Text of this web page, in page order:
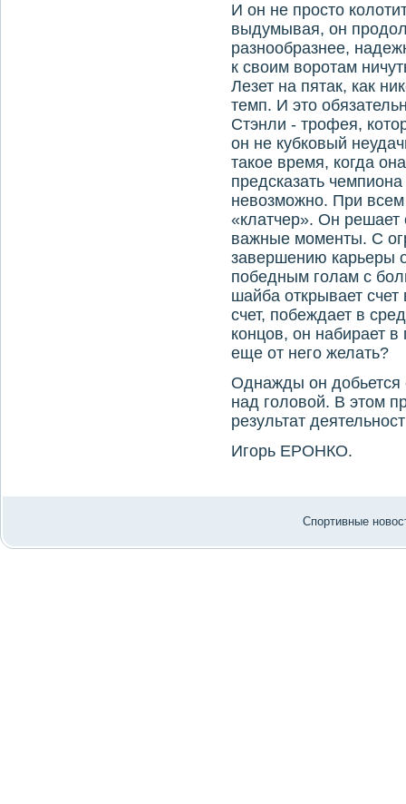
И он не просто
выдумывая, он
разнообразнее,
к своим воротам
Лезет на пятак, как
темп. И это
Стэнли - трофея,
он не кубковый
такое время, когда
предсказать
невозможно. При
«клатчер». Он решает
важные моменты. С
завершению карьеры
победным голам с
шайба открывает
счет, побеждает в
концов, он набирает
еще от него желать?
Однажды он добьется
над головой. В этом
результат
Игорь ЕРОНКО.
Спортивные